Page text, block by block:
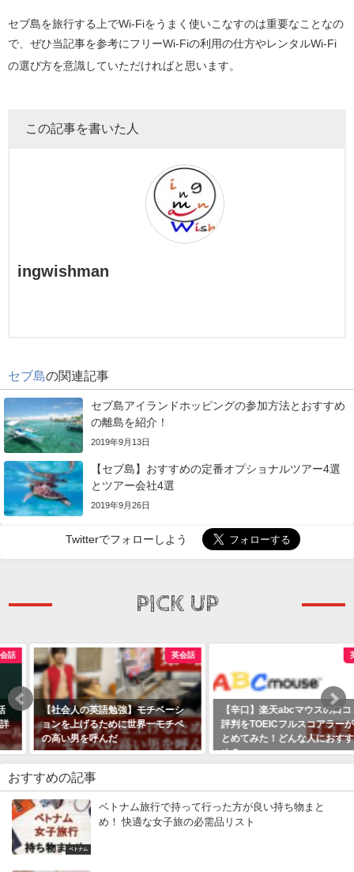
セブ島を旅行する上でWi-Fiをうまく使いこなすのは重要なことなの
で、ぜひ当記事を参考にフリーWi-Fiの利用の仕方やレンタルWi-Fi
の選び方を意識していただければと思います。
この記事を書いた人
ingwishman
セブ島の関連記事
セブ島アイランドホッピングの参加方法とおすすめ
の離島を紹介！
2019年9月13日
【セブ島】おすすめの定番オプショナルツアー4選
とツアー会社4選
2019年9月26日
Twitterでフォローしよう
PICK UP
英会話
【社会人の英語勉強】モチベーシ
ョンを上げるために世界一モチベ
の高い男を呼んだ
【辛口】楽天abcマウスの口コミと
評判をTOEICフルスコアラーがま
とめてみた！どんな人におすす
め？
おすすめの記事
ベトナム
ベトナム旅行で持って行った方が良い持ち物まと
め！ 快適な女子旅の必需品リスト